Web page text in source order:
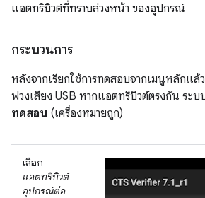
แอตทริบิวต์ที่ทราบล่วงหน้า ของอุปกรณ์
กระบวนการ
หลังจากเรียกใช้การทดสอบจากเมนูหลักแ
พ่วงเสียง USB หากแอตทริบิวต์ตรงกัน ระบ
ทดสอบ (เครื่องหมายถูก)
เลือก
แอตทริบิวต์
อุปกรณ์ต่อ